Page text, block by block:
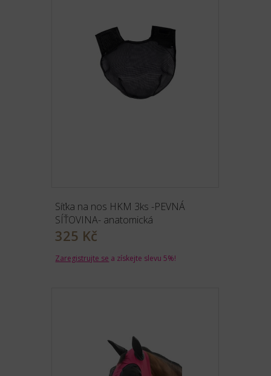
Síťka na nos HKM 3ks -PEVNÁ
SÍŤOVINA- anatomická
325 Kč
Zaregistrujte se a získejte slevu 5%!